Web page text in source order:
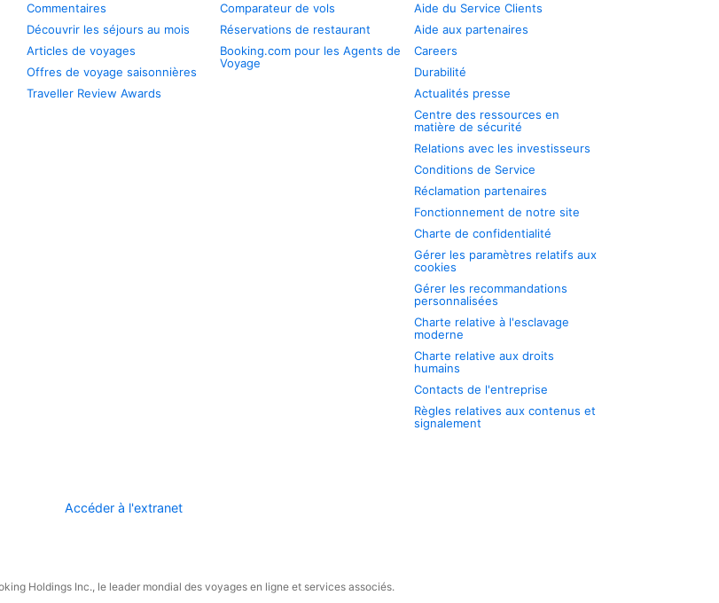
Commentaires
Découvrir les séjours au mois
Articles de voyages
Offres de voyage saisonnières
Traveller Review Awards
Comparateur de vols
Réservations de restaurant
Booking.com pour les Agents de
Voyage
Aide du Service Clients
Aide aux partenaires
Careers
Durabilité
Actualités presse
Centre des ressources en
matière de sécurité
Relations avec les investisseurs
Conditions de Service
Réclamation partenaires
Fonctionnement de notre site
Charte de confidentialité
Gérer les paramètres relatifs aux
cookies
Gérer les recommandations
personnalisées
Charte relative à l'esclavage
moderne
Charte relative aux droits
humains
Contacts de l'entreprise
Règles relatives aux contenus et
signalement
Accéder à l'extranet
Holdings Inc., le leader mondial des voyages en ligne et services associés.